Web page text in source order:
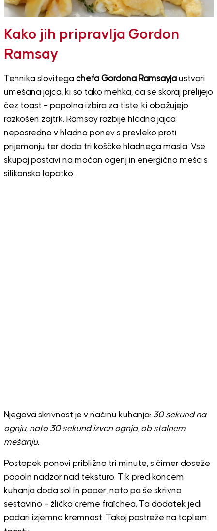
Kako jih pripravlja Gordon
Ramsay
Tehnika slovitega chefa Gordona Ramsayjaustvari
umešana jajca, ki so tako mehka, da se skoraj prelijejo
čez toast – popolna izbira za tiste, ki obožujejo
razkošen zajtrk. Ramsay razbije hladna jajca
neposredno v hladno ponev s prevleko proti
prijemanju ter doda tri koščke hladnega masla. Vse
skupaj postavi na močan ogenj in energično meša s
silikonsko lopatko.
Njegova skrivnost je v načinu kuhanja: 30 sekund na
ognju, nato 30 sekund izven ognja, ob stalnem
mešanju.
Postopek ponovi približno tri minute, s čimer doseže
popoln nadzor nad teksturo. Tik pred koncem
kuhanja doda sol in poper, nato pa še skrivno
sestavino – žličko crème fraîchea. Ta dodatek jedi
podari izjemno kremnost. Takoj postreže na toplem